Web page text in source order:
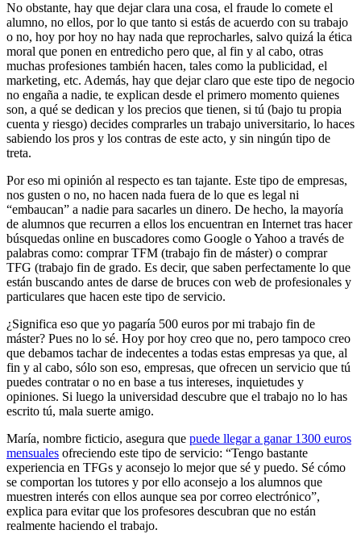
No obstante, hay que dejar clara una cosa, el fraude lo comete el
alumno, no ellos, por lo que tanto si estás de acuerdo con su trabajo
o no, hoy por hoy no hay nada que reprocharles, salvo quizá la ética
moral que ponen en entredicho pero que, al fin y al cabo, otras
muchas profesiones también hacen, tales como la publicidad, el
marketing, etc. Además, hay que dejar claro que este tipo de negocio
no engaña a nadie, te explican desde el primero momento quienes
son, a qué se dedican y los precios que tienen, si tú (bajo tu propia
cuenta y riesgo) decides comprarles un trabajo universitario, lo haces
sabiendo los pros y los contras de este acto, y sin ningún tipo de
treta.
Por eso mi opinión al respecto es tan tajante. Este tipo de empresas,
nos gusten o no, no hacen nada fuera de lo que es legal ni
“embaucan” a nadie para sacarles un dinero. De hecho, la mayoría
de alumnos que recurren a ellos los encuentran en Internet tras hacer
búsquedas online en buscadores como Google o Yahoo a través de
palabras como: comprar TFM (trabajo fin de máster) o comprar
TFG (trabajo fin de grado. Es decir, que saben perfectamente lo que
están buscando antes de darse de bruces con web de profesionales y
particulares que hacen este tipo de servicio.
¿Significa eso que yo pagaría 500 euros por mi trabajo fin de
máster? Pues no lo sé. Hoy por hoy creo que no, pero tampoco creo
que debamos tachar de indecentes a todas estas empresas ya que, al
fin y al cabo, sólo son eso, empresas, que ofrecen un servicio que tú
puedes contratar o no en base a tus intereses, inquietudes y
opiniones. Si luego la universidad descubre que el trabajo no lo has
escrito tú, mala suerte amigo.
María, nombre ficticio, asegura que puede llegar a ganar 1300 euros
mensuales ofreciendo este tipo de servicio: “Tengo bastante
experiencia en TFGs y aconsejo lo mejor que sé y puedo. Sé cómo
se comportan los tutores y por ello aconsejo a los alumnos que
muestren interés con ellos aunque sea por correo electrónico”,
explica para evitar que los profesores descubran que no están
realmente haciendo el trabajo.